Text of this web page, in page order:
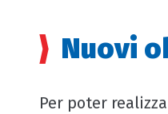
Nuovi
Per poter